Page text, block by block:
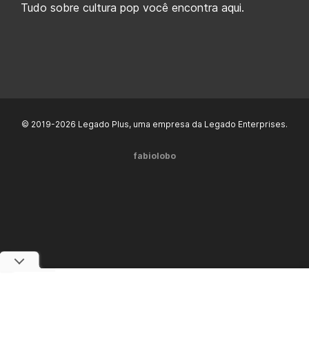
Tudo sobre cultura pop você encontra aqui.
© 2019-2026 Legado Plus, uma empresa da Legado Enterprises.
fabiolobo